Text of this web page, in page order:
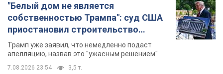
"Белый дом не является
собственностью Трампа": суд США
приостановил строительство
бального зала стоимостью 400 млн
долларов
Трамп уже заявил, что немедленно подаст
апелляцию, назвав это "ужасным решением"
7.08.2026 23:54 3,5 т.